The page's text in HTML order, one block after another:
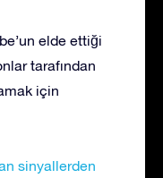
elde ettiği
tarafından
için
sinyallerden